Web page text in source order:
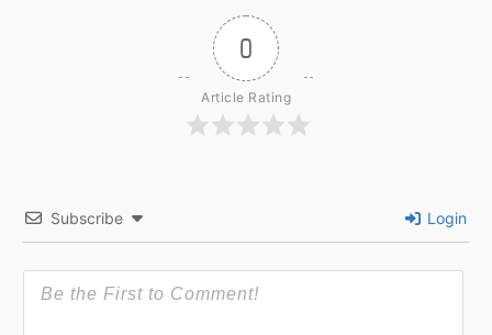
0
Article Rating
Subscribe Login